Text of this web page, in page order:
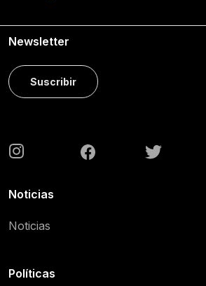
Newsletter
Suscribir
Noticias
Noticias
Políticas